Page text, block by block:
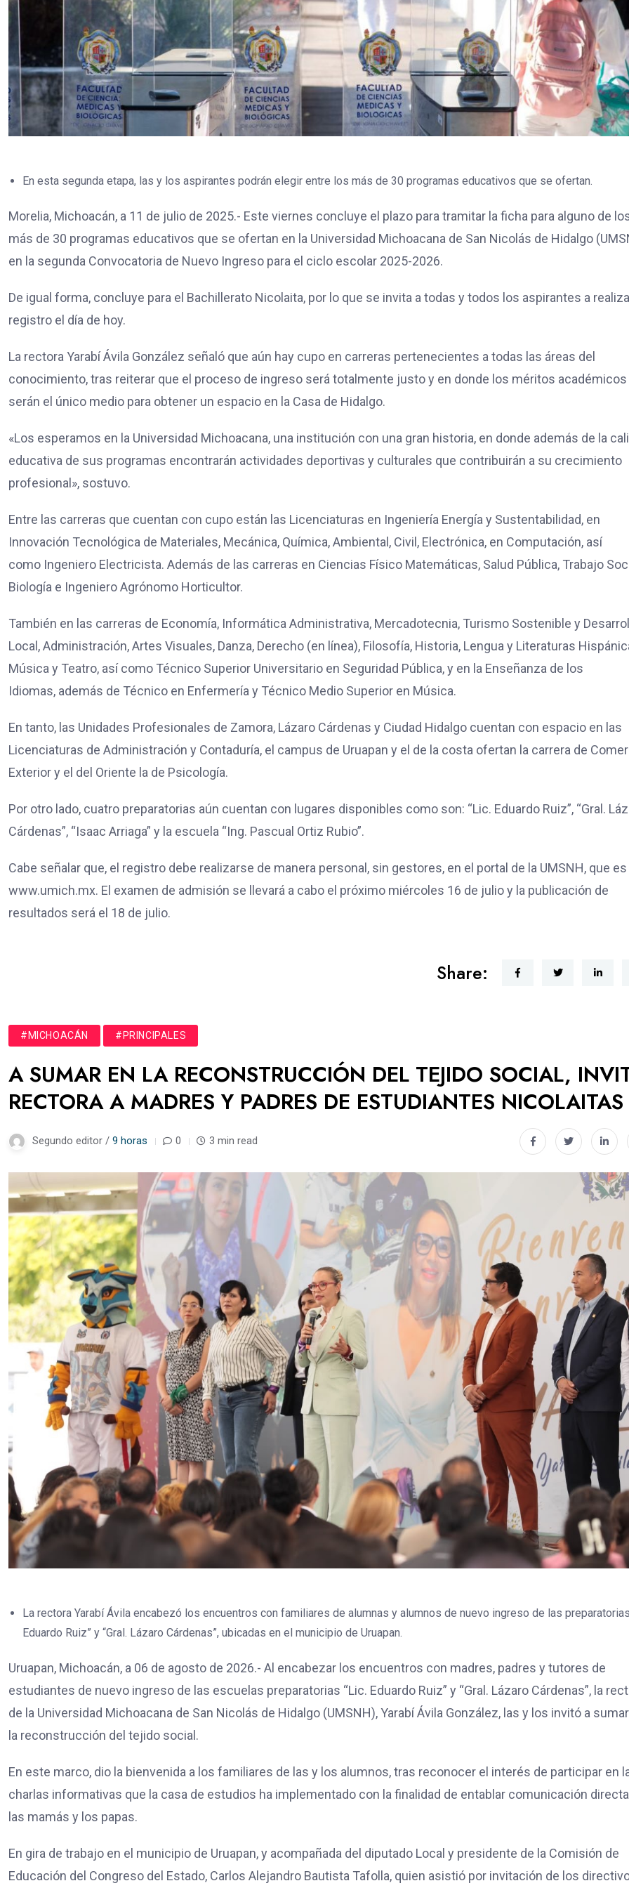
En esta segunda etapa, las y los aspirantes podrán elegir entre los más de 30 programas educativos que se ofertan.
Morelia, Michoacán, a 11 de julio de 2025.- Este viernes concluye el plazo para tramitar la ficha para alguno de
más de 30 programas educativos que se ofertan en la Universidad Michoacana de San Nicolás de Hidalgo
en la segunda Convocatoria de Nuevo Ingreso para el ciclo escolar 2025-2026.
De igual forma, concluye para el Bachillerato Nicolaita, por lo que se invita a todas y todos los aspirantes a
registro el día de hoy.
La rectora Yarabí Ávila González señaló que aún hay cupo en carreras pertenecientes a todas las áreas del
conocimiento, tras reiterar que el proceso de ingreso será totalmente justo y en donde los méritos académicos
serán el único medio para obtener un espacio en la Casa de Hidalgo.
«Los esperamos en la Universidad Michoacana, una institución con una gran historia, en donde además de la
educativa de sus programas encontrarán actividades deportivas y culturales que contribuirán a su crecimiento
profesional», sostuvo.
Entre las carreras que cuentan con cupo están las Licenciaturas en Ingeniería Energía y Sustentabilidad, en
Innovación Tecnológica de Materiales, Mecánica, Química, Ambiental, Civil, Electrónica, en Computación, así
como Ingeniero Electricista. Además de las carreras en Ciencias Físico Matemáticas, Salud Pública, Trabajo
Biología e Ingeniero Agrónomo Horticultor.
También en las carreras de Economía, Informática Administrativa, Mercadotecnia, Turismo Sostenible y
Local, Administración, Artes Visuales, Danza, Derecho (en línea), Filosofía, Historia, Lengua y Literaturas
Música y Teatro, así como Técnico Superior Universitario en Seguridad Pública, y en la Enseñanza de los
Idiomas, además de Técnico en Enfermería y Técnico Medio Superior en Música.
En tanto, las Unidades Profesionales de Zamora, Lázaro Cárdenas y Ciudad Hidalgo cuentan con espacio en las
Licenciaturas de Administración y Contaduría, el campus de Uruapan y el de la costa ofertan la carrera de
Exterior y el del Oriente la de Psicología.
Por otro lado, cuatro preparatorias aún cuentan con lugares disponibles como son: “Lic. Eduardo Ruiz”, “Gral.
Cárdenas”, “Isaac Arriaga” y la escuela “Ing. Pascual Ortiz Rubio”.
Cabe señalar que, el registro debe realizarse de manera personal, sin gestores, en el portal de la UMSNH, que es
www.umich.mx. El examen de admisión se llevará a cabo el próximo miércoles 16 de julio y la publicación de
resultados será el 18 de julio.
Share:
#MICHOACÁN #PRINCIPALES
A SUMAR EN LA RECONSTRUCCIÓN DEL TEJIDO SOCIAL,
RECTORA A MADRES Y PADRES DE ESTUDIANTES NICOLAITAS
Segundo editor / 9 horas 0 3 min read
La rectora Yarabí Ávila encabezó los encuentros con familiares de alumnas y alumnos de nuevo ingreso de las
Eduardo Ruiz” y “Gral. Lázaro Cárdenas”, ubicadas en el municipio de Uruapan.
Uruapan, Michoacán, a 06 de agosto de 2026.- Al encabezar los encuentros con madres, padres y tutores de
estudiantes de nuevo ingreso de las escuelas preparatorias “Lic. Eduardo Ruiz” y “Gral. Lázaro Cárdenas”, la
de la Universidad Michoacana de San Nicolás de Hidalgo (UMSNH), Yarabí Ávila González, las y los invitó a
la reconstrucción del tejido social.
En este marco, dio la bienvenida a los familiares de las y los alumnos, tras reconocer el interés de participar en
charlas informativas que la casa de estudios ha implementado con la finalidad de entablar comunicación
las mamás y los papas.
En gira de trabajo en el municipio de Uruapan, y acompañada del diputado Local y presidente de la Comisión de
Educación del Congreso del Estado, Carlos Alejandro Bautista Tafolla, quien asistió por invitación de los